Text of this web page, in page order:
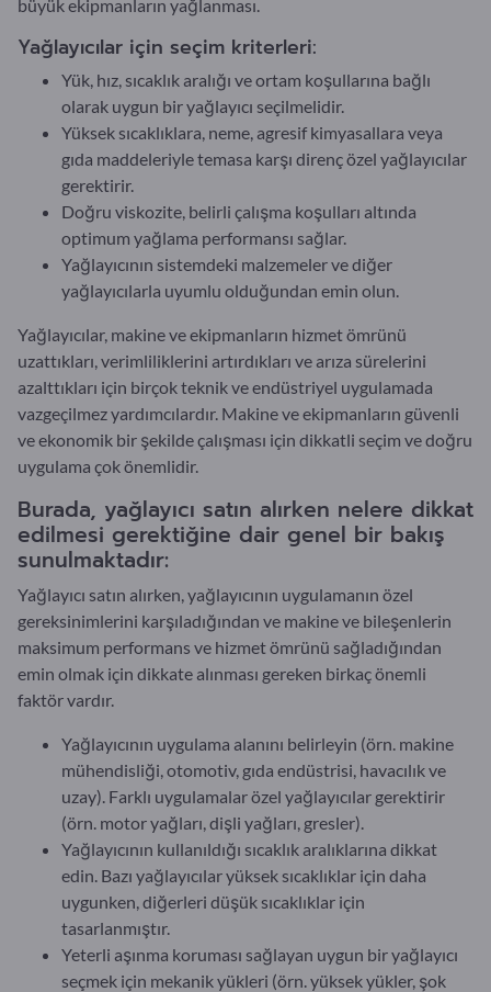
büyük ekipmanların yağlanması.
Yağlayıcılar için seçim kriterleri:
Yük, hız, sıcaklık aralığı ve ortam koşullarına bağlı
olarak uygun bir yağlayıcı seçilmelidir.
Yüksek sıcaklıklara, neme, agresif kimyasallara veya
gıda maddeleriyle temasa karşı direnç özel yağlayıcılar
gerektirir.
Doğru viskozite, belirli çalışma koşulları altında
optimum yağlama performansı sağlar.
Yağlayıcının sistemdeki malzemeler ve diğer
yağlayıcılarla uyumlu olduğundan emin olun.
Yağlayıcılar, makine ve ekipmanların hizmet ömrünü
uzattıkları, verimliliklerini artırdıkları ve arıza sürelerini
azalttıkları için birçok teknik ve endüstriyel uygulamada
vazgeçilmez yardımcılardır. Makine ve ekipmanların güvenli
ve ekonomik bir şekilde çalışması için dikkatli seçim ve doğru
uygulama çok önemlidir.
Burada, yağlayıcı satın alırken nelere dikkat
edilmesi gerektiğine dair genel bir bakış
sunulmaktadır:
Yağlayıcı satın alırken, yağlayıcının uygulamanın özel
gereksinimlerini karşıladığından ve makine ve bileşenlerin
maksimum performans ve hizmet ömrünü sağladığından
emin olmak için dikkate alınması gereken birkaç önemli
faktör vardır.
Yağlayıcının uygulama alanını belirleyin (örn. makine
mühendisliği, otomotiv, gıda endüstrisi, havacılık ve
uzay). Farklı uygulamalar özel yağlayıcılar gerektirir
(örn. motor yağları, dişli yağları, gresler).
Yağlayıcının kullanıldığı sıcaklık aralıklarına dikkat
edin. Bazı yağlayıcılar yüksek sıcaklıklar için daha
uygunken, diğerleri düşük sıcaklıklar için
tasarlanmıştır.
Yeterli aşınma koruması sağlayan uygun bir yağlayıcı
seçmek için mekanik yükleri (örn. yüksek yükler, şok